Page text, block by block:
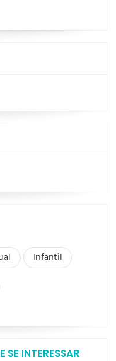
Infantil
SE INTERESSAR